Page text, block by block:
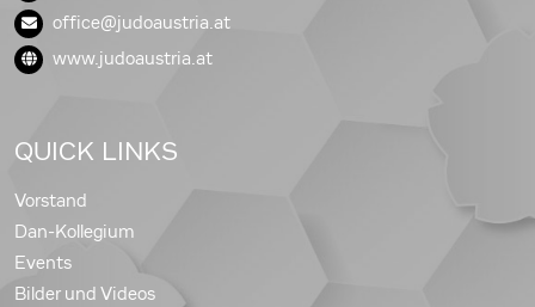
office@judoaustria.at
www.judoaustria.at
QUICK LINKS
Vorstand
Dan-Kollegium
Events
Bilder und Videos